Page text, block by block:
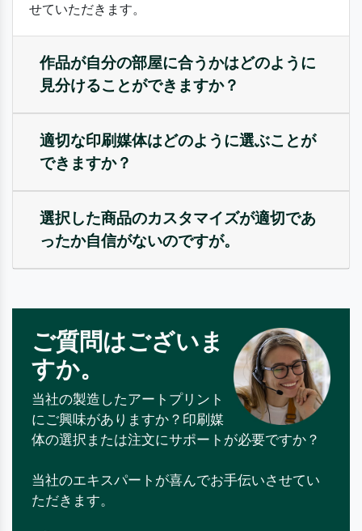
せていただきます。
作品が自分の部屋に合うかはどのように
見分けることができますか？
適切な印刷媒体はどのように選ぶことが
できますか？
選択した商品のカスタマイズが適切であ
ったか自信がないのですが。
ご質問はございま
すか。
当社の製造したアートプリント
にご興味がありますか？印刷媒
体の選択または注文にサポートが必要ですか？
当社のエキスパートが喜んでお手伝いさせてい
ただきます。